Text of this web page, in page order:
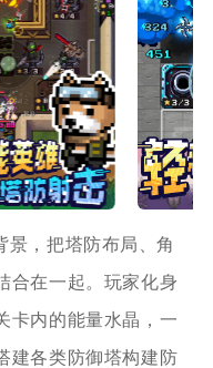
景，把塔防布局、角
合在一起。玩家化身
卡内的能量水晶，一
建各类防御塔构建防